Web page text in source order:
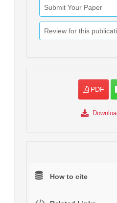
Submit Your Paper
Review for this
PDF
How to cite